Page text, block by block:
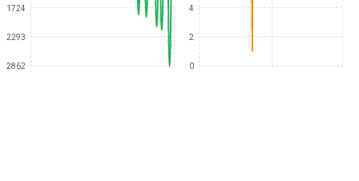
1724
2293
2862
4
2
0